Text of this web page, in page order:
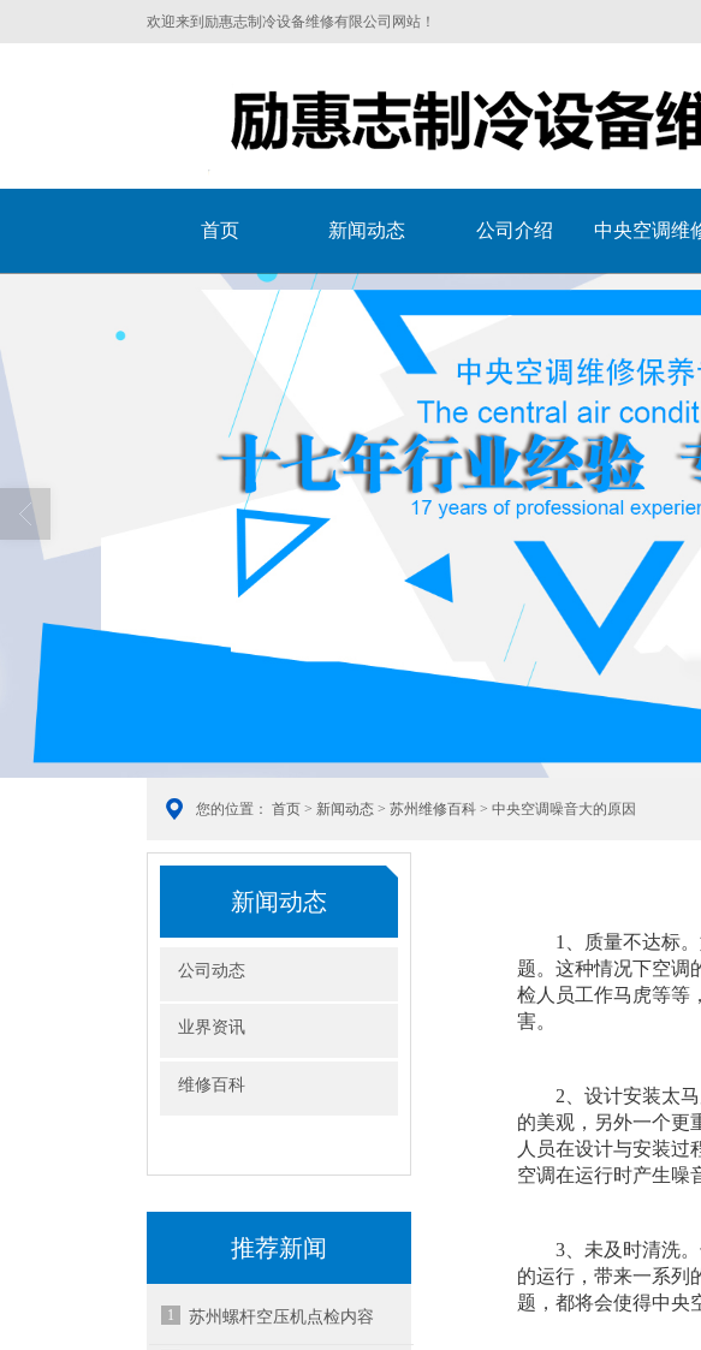
欢迎来到励惠志制冷设备维修有限公司网站！
首页 新闻动态 公司介绍 中央空调维
养
您的位置： 首页 > 新闻动态 > 苏州维修百科 > 中央空调噪音大的原因
新闻动态
公司动态
业界资讯
维修百科
推荐新闻
1 苏州螺杆空压机点检内容
1、质量不达标。
题。这种情况下空调
检人员工作马虎等等
害。
2、设计安装太马
的美观，另外一个更
人员在设计与安装
空调在运行时产生噪
3、未及时清洗。
的运行，带来一系列
题，都将会使得中央